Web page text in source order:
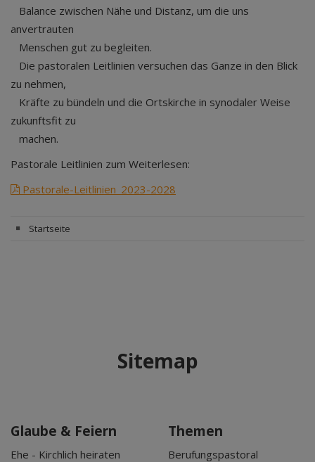
Balance zwischen Nähe und Distanz, um die uns
anvertrauten
Menschen gut zu begleiten.
Die pastoralen Leitlinien versuchen das Ganze in den Blick
zu nehmen,
Kräfte zu bündeln und die Ortskirche in synodaler Weise
zukunftsfit zu
machen.
Pastorale Leitlinien zum Weiterlesen:
Pastorale-Leitlinien_2023-2028
Startseite
Sitemap
Glaube & Feiern
Ehe - Kirchlich heiraten
Themen
Berufungspastoral